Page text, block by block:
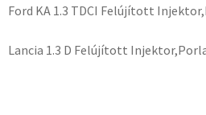
Ford KA 1.3 TDCI Felújított
Lancia 1.3 D Felújított